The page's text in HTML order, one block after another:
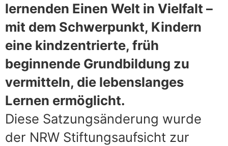
lernenden Einen Welt in Vielfalt –
mit dem Schwerpunkt, Kindern
eine kindzentrierte, früh
beginnende Grundbildung zu
vermitteln, die lebenslanges
Lernen ermöglicht.
Diese Satzungsänderung wurde
der NRW Stiftungsaufsicht zur